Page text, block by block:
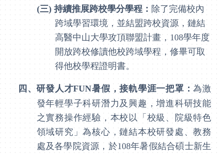
(三) 持續推展跨校學分學程： 除了完備校內
跨域學習環境，並結盟跨校資源，鏈結
高醫中山大學攻頂聯盟計畫， 108學年度
開放跨校修讀他校跨域學程，修畢可取
得他校學程證明書。
四、研發人才FUN暑假，接軌學涯一把罩：為激
發年輕學子科研潛力及興趣，增進科研技能
之實務操作經驗，本校以「校級、院級特色
領域研究」為核心，鏈結本校研發處、教務
處及各學院資源，於108年暑假結合碩士新生